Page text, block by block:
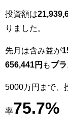
投資額は
りました。
先月は含み益が
656,441円 もプラ
5000万円まで、
率75.7%